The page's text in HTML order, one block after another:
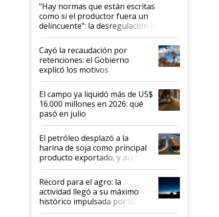
"Hay normas que están escritas
como si el productor fuera un
delincuente”: la desregulación llegó
al Congreso Aapresid y hasta se
habló del financiamiento al IPCVA
Cayó la recaudación por
retenciones: el Gobierno
explicó los motivos
El campo ya liquidó más de US$
16.000 millones en 2026: qué
pasó en julio
El petróleo desplazó a la
harina de soja como principal
producto exportado, y aún así
el agro aportó casi seis de cada
diez dólares y sostuvo el
liderazgo en un semestre
récord
Récord para el agro: la
actividad llegó a su máximo
histórico impulsada por la
cosecha y las exportaciones